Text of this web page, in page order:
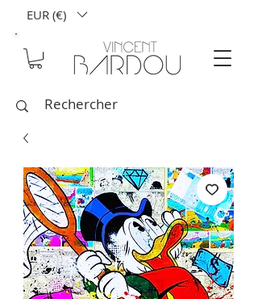
EUR (€)